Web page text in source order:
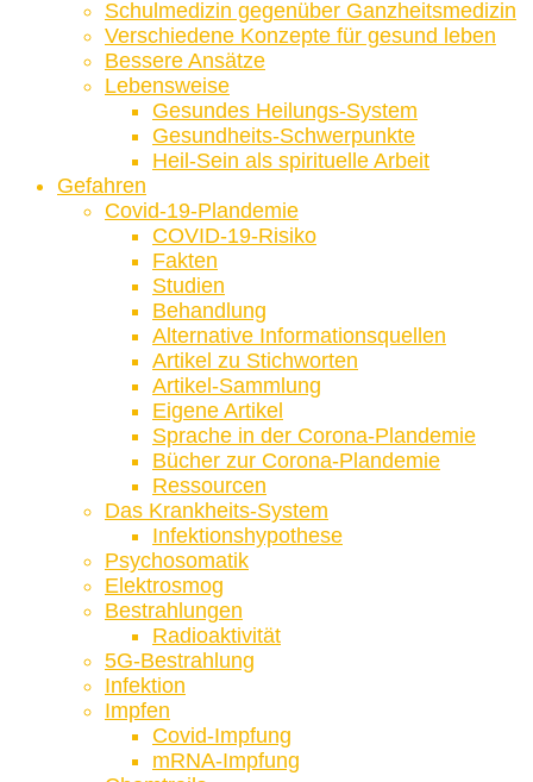
Schulmedizin gegenüber Ganzheitsmedizin
Verschiedene Konzepte für gesund leben
Bessere Ansätze
Lebensweise
Gesundes Heilungs-System
Gesundheits-Schwerpunkte
Heil-Sein als spirituelle Arbeit
Gefahren
Covid-19-Plandemie
COVID-19-Risiko
Fakten
Studien
Behandlung
Alternative Informationsquellen
Artikel zu Stichworten
Artikel-Sammlung
Eigene Artikel
Sprache in der Corona-Plandemie
Bücher zur Corona-Plandemie
Ressourcen
Das Krankheits-System
Infektionshypothese
Psychosomatik
Elektrosmog
Bestrahlungen
Radioaktivität
5G-Bestrahlung
Infektion
Impfen
Covid-Impfung
mRNA-Impfung